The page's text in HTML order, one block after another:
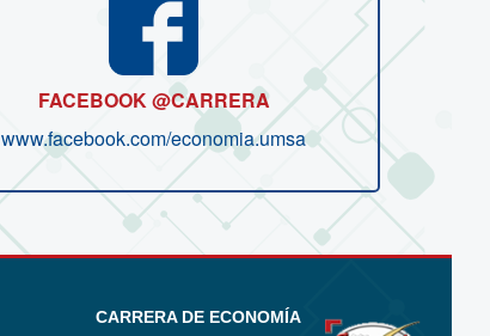
FACEBOOK @CARRERA
www.facebook.com/economia.umsa
CARRERA DE ECONOMÍA